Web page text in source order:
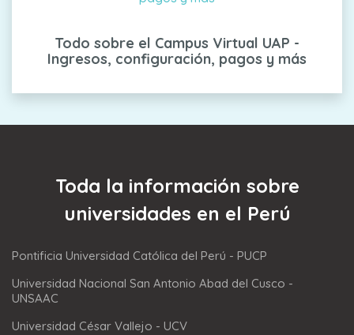
Todo sobre el Campus Virtual UAP -
Ingresos, configuración, pagos y más
Toda la información sobre
universidades en el Perú
Pontificia Universidad Católica del Perú - PUCP
Universidad Nacional San Antonio Abad del Cusco -
UNSAAC
Universidad César Vallejo - UCV